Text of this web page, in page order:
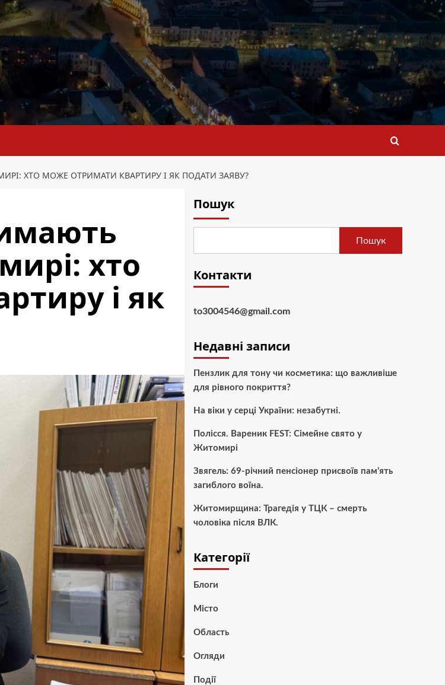
ХТО МОЖЕ ОТРИМАТИ КВАРТИРУ І ЯК ПОДАТИ ЗАЯВУ?
хто
і як
Пошук
Пошук
Контакти
to3004546@gmail.com
Недавні записи
Пензлик для тону чи косметика: що важливіше
для рівного покриття?
На віки у серці України: незабутні.
Полісся. Вареник FEST: Сімейне свято у
Житомирі
Звягель: 69-річний пенсіонер присвоїв пам’ять
загиблого воїна.
Житомирщина: Трагедія у ТЦК – смерть
чоловіка після ВЛК.
Категорії
Блоги
Місто
Область
Огляди
Події